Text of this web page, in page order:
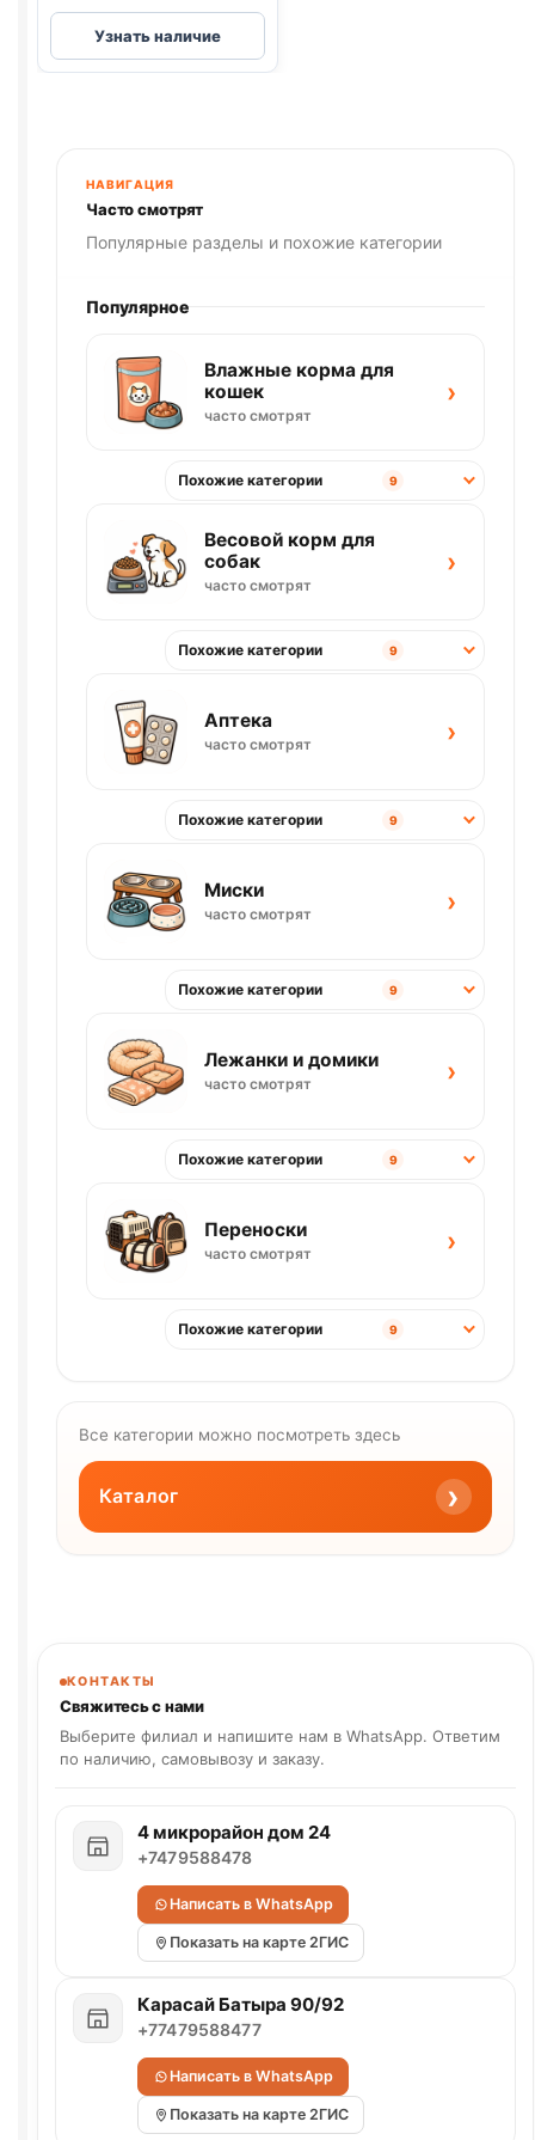
Деревенские
лак.
(КУРИЦА,
Узнать наличие
НАВИГАЦИЯ
Часто смотрят
Популярные разделы и похожие категории
Популярное
Влажные корма для
кошек
часто смотрят
›
Похожие категории 9
Весовой корм для
собак
часто смотрят
›
Похожие категории 9
Аптека
часто смотрят ›
Похожие категории 9
Миски
часто смотрят ›
Похожие категории 9
Лежанки и домики
часто смотрят ›
Похожие категории 9
Переноски
часто смотрят ›
Похожие категории 9
Все категории можно посмотреть здесь
Каталог ›
КОНТАКТЫ
Свяжитесь с нами
Выберите филиал и напишите нам в WhatsApp. Ответим
по наличию, самовывозу и заказу.
4 микрорайон дом 24
+7479588478
Написать в WhatsApp
Показать на карте 2ГИС
Карасай Батыра 90/92
+77479588477
Написать в WhatsApp
Показать на карте 2ГИС